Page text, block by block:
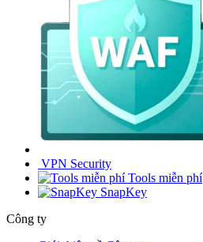
VPN Security
Tools miễn phí
SnapKey
Công ty